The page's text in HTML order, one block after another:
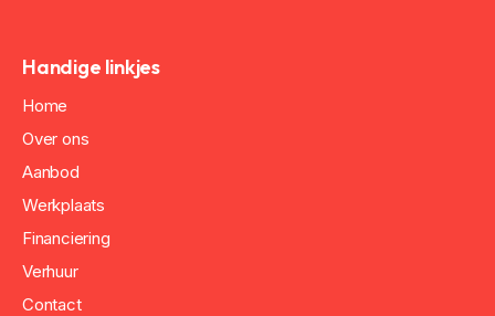
Handige linkjes
Home
Over ons
Aanbod
Werkplaats
Financiering
Verhuur
Contact